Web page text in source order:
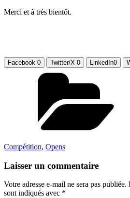
Merci et à très bientôt.
Facebook 0 Twitter/X 0 LinkedIn0
Compétition, Opens
Laisser un commentaire
Votre adresse e-mail ne sera pas publiée.
sont indiqués avec *